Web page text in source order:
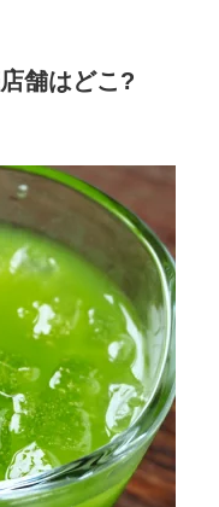
舗はどこ?